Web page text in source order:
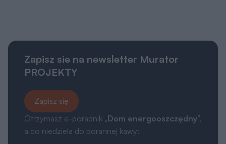
Zapisz sie na newsletter Murator
PROJEKTY
Zapisz się
Otrzymasz e-poradnik „Dom energooszczędny”,
a co niedziela do porannej kawy: